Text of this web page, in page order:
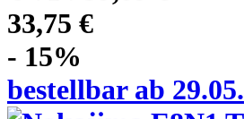
33,75 €
- 15%
bestellbar ab 29.05.